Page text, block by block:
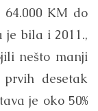
KM do
je bila i 2011.,
nešto manji
desetak
je oko 50%